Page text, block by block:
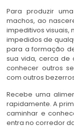
Para produzir
machos, ao
impeditivos visuais,
impedidos de
para a formação
sua vida, cerca de
conhecer outros
com outros
Recebe uma
rapidamente. A
caminhar e
entra no corredor